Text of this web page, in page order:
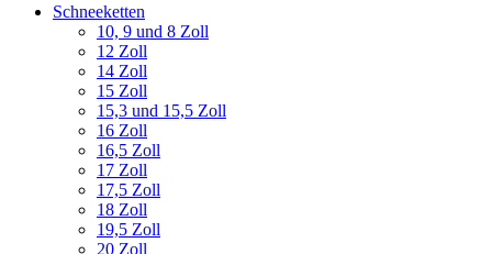
Schneeketten
10, 9 und 8 Zoll
12 Zoll
14 Zoll
15 Zoll
15,3 und 15,5 Zoll
16 Zoll
16,5 Zoll
17 Zoll
17,5 Zoll
18 Zoll
19,5 Zoll
20 Zoll